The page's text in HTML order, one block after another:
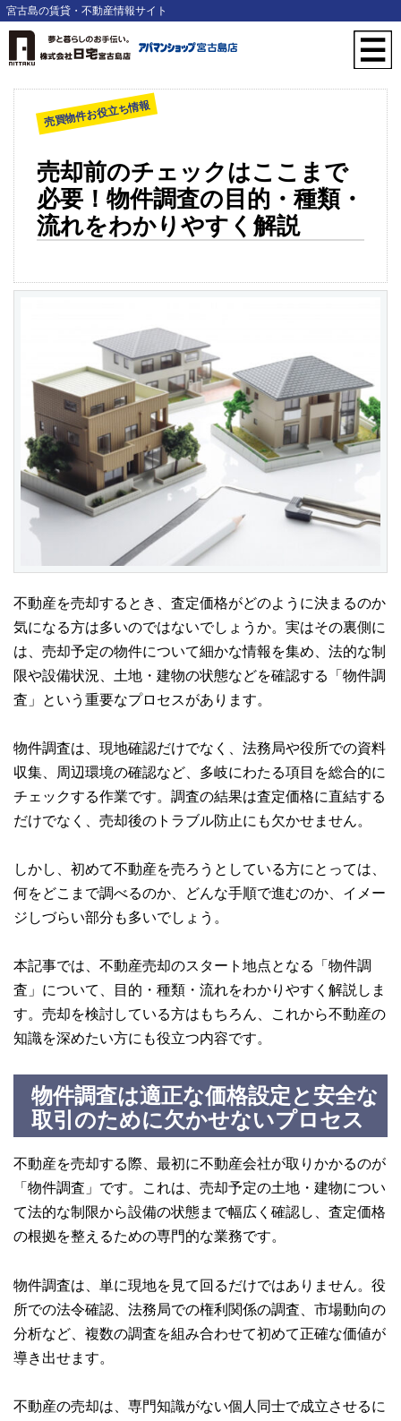
宮古島の賃貸・不動産情報サイト
売買物件お役立ち情報
売却前のチェックはここまで
必要！物件調査の目的・種類・
流れをわかりやすく解説
不動産を売却するとき、査定価格がどのように決まるのか
気になる方は多いのではないでしょうか。実はその裏側に
は、売却予定の物件について細かな情報を集め、法的な制
限や設備状況、土地・建物の状態などを確認する「物件調
査」という重要なプロセスがあります。
物件調査は、現地確認だけでなく、法務局や役所での資料
収集、周辺環境の確認など、多岐にわたる項目を総合的に
チェックする作業です。調査の結果は査定価格に直結する
だけでなく、売却後のトラブル防止にも欠かせません。
しかし、初めて不動産を売ろうとしている方にとっては、
何をどこまで調べるのか、どんな手順で進むのか、イメー
ジしづらい部分も多いでしょう。
本記事では、不動産売却のスタート地点となる「物件調
査」について、目的・種類・流れをわかりやすく解説しま
す。売却を検討している方はもちろん、これから不動産の
知識を深めたい方にも役立つ内容です。
物件調査は適正な価格設定と安全な
取引のために欠かせないプロセス
不動産を売却する際、最初に不動産会社が取りかかるのが
「物件調査」です。これは、売却予定の土地・建物につい
て法的な制限から設備の状態まで幅広く確認し、査定価格
の根拠を整えるための専門的な業務です。
物件調査は、単に現地を見て回るだけではありません。役
所での法令確認、法務局での権利関係の調査、市場動向の
分析など、複数の調査を組み合わせて初めて正確な価値が
導き出せます。
不動産の売却は、専門知識がない個人同士で成立させるに